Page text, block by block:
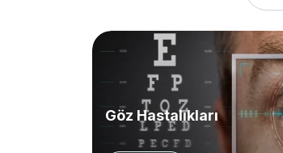
Göz Hastalıkları